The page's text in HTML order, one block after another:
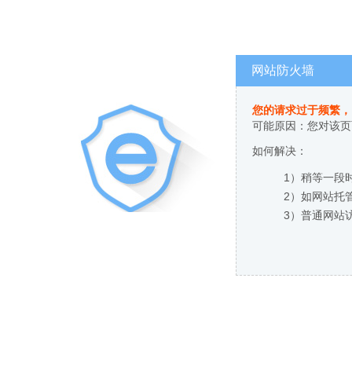
网站防火墙
您的请求过于频繁
可能原因：您对该
如何解决：
1）稍等一段
2）如网站托
3）普通网站